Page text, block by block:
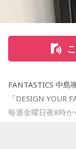
さらに最近あった
たサッカーの集ま
ットサルチーム、
然再会！当時の思
嬉しかった」と笑
リスナーさんから
皆さんもこの夏、
FANTASTICS 中島
「DESIGN YOUR
毎週金曜日夜8時か
今夜は録音そたで